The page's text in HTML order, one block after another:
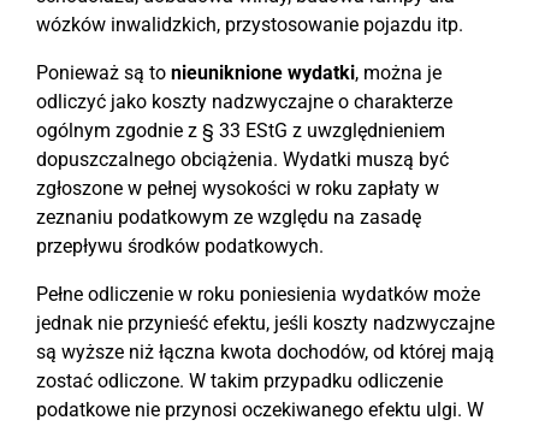
wózków inwalidzkich, przystosowanie pojazdu itp.
Ponieważ są to nieuniknione wydatki, można je
odliczyć jako koszty nadzwyczajne o charakterze
ogólnym zgodnie z § 33 EStG z uwzględnieniem
dopuszczalnego obciążenia. Wydatki muszą być
zgłoszone w pełnej wysokości w roku zapłaty w
zeznaniu podatkowym ze względu na zasadę
przepływu środków podatkowych.
Pełne odliczenie w roku poniesienia wydatków może
jednak nie przynieść efektu, jeśli koszty nadzwyczajne
są wyższe niż łączna kwota dochodów, od której mają
zostać odliczone. W takim przypadku odliczenie
podatkowe nie przynosi oczekiwanego efektu ulgi. W